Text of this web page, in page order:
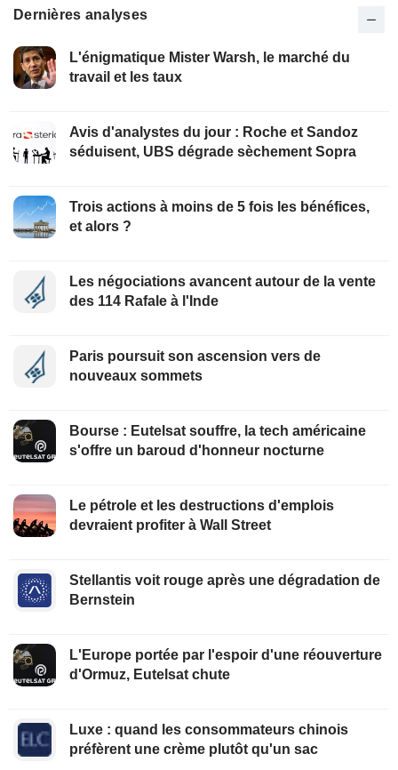
Dernières analyses
L'énigmatique Mister Warsh, le marché du
travail et les taux
Avis d'analystes du jour : Roche et Sandoz
séduisent, UBS dégrade sèchement Sopra
Trois actions à moins de 5 fois les bénéfices,
et alors ?
Les négociations avancent autour de la vente
des 114 Rafale à l'Inde
Paris poursuit son ascension vers de
nouveaux sommets
Bourse : Eutelsat souffre, la tech américaine
s'offre un baroud d'honneur nocturne
Le pétrole et les destructions d'emplois
devraient profiter à Wall Street
Stellantis voit rouge après une dégradation de
Bernstein
L'Europe portée par l'espoir d'une réouverture
d'Ormuz, Eutelsat chute
Luxe : quand les consommateurs chinois
préfèrent une crème plutôt qu'un sac